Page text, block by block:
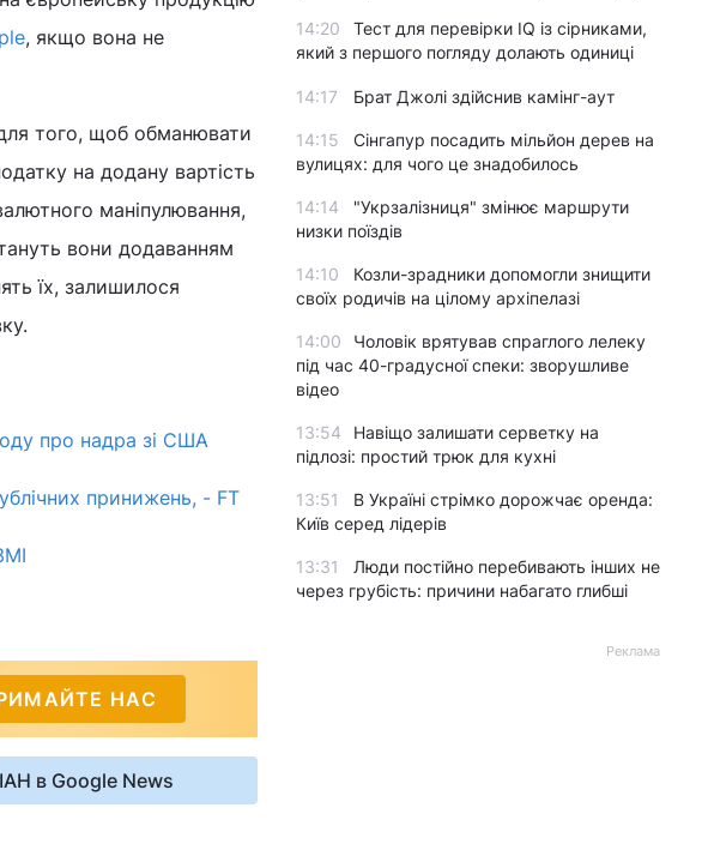
, якщо вона не
того, щоб обманювати
на додану вартість
маніпулювання,
вони додаванням
їх, залишилося
про надра зі США
принижень, - FT
НАС
в Google News
14:20
Тест для перевірки IQ із сірниками,
який з першого погляду долають одиниці
14:17 Брат Джолі здійснив камінг-аут
14:15
Сінгапур посадить мільйон дерев на
вулицях: для чого це знадобилось
14:14
"Укрзалізниця" змінює маршрути
низки поїздів
14:10
Козли-зрадники допомогли знищити
своїх родичів на цілому архіпелазі
14:00
Чоловік врятував спраглого лелеку
під час 40-градусної спеки: зворушливе
відео
13:54
Навіщо залишати серветку на
підлозі: простий трюк для кухні
13:51
В Україні стрімко дорожчає оренда:
Київ серед лідерів
13:31
Люди постійно перебивають інших не
через грубість: причини набагато глибші
Реклама